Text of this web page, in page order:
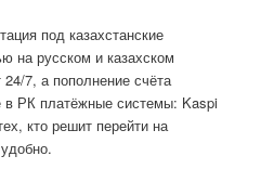
под казахстанские
на русском и казахском
7, а пополнение счёта
в РК платёжные системы: Kaspi
кто решит перейти на